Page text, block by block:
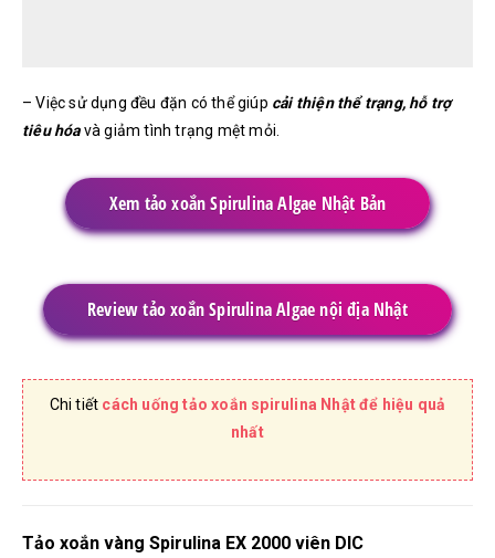
– Việc sử dụng đều đặn có thể giúp cải thiện thể trạng, hỗ trợ
tiêu hóavà giảm tình trạng mệt mỏi.
Xem tảo xoắn Spirulina Algae Nhật Bản
Review tảo xoắn Spirulina Algae nội địa Nhật
Chi tiết cách uống tảo xoắn spirulina Nhật để hiệu quả
nhất
Tảo xoắn vàng Spirulina EX 2000 viên DIC